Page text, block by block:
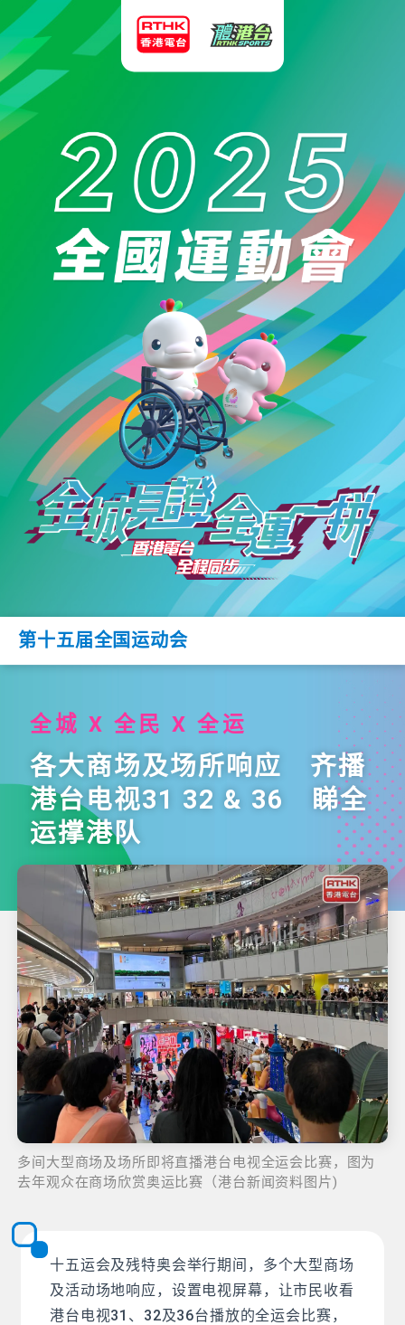
第十五届全国运动会
全城 X 全民 X 全运
各大商场及场所响应 齐播
港台电视31 32 & 36 睇全
运撑港队
多间大型商场及场所即将直播港台电视全运会比赛，图为
去年观众在商场欣赏奥运比赛（港台新闻资料图片)
十五运会及残特奥会举行期间，多个大型商场
及活动场地响应，设置电视屏幕，让市民收看
港台电视31、32及36台播放的全运会比赛，